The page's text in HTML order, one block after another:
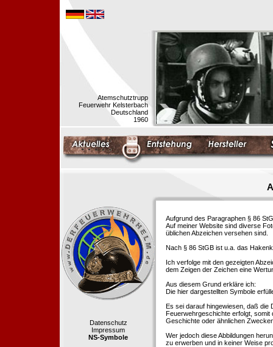
Atemschutztrupp
Feuerwehr Kelsterbach
Deutschland
1960
Datenschutz
Impressum
NS-Symbole
Aufgrund des Paragraphen § 86
Auf meiner Website sind diverse
üblichen Abzeichen versehen sind.
Nach § 86 StGB ist u.a. das
Ich verfolge mit den gezeigten
dem Zeigen der Zeichen eine
Aus diesem Grund erkläre ich:
Die hier dargestellten Symbole
Es sei darauf hingewiesen, daß die
Feuerwehrgeschichte erfolgt,
Geschichte oder ähnlichen
Wer jedoch diese Abbildungen
zu erwerben und in keiner Weise